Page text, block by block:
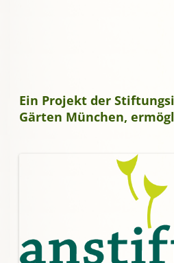
Ein Projekt der
Gärten München,